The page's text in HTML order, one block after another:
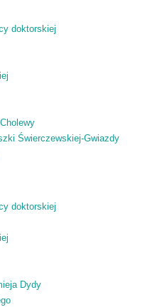
doktorskiej
Świerczewskiej-Gwiazdy
doktorskiej
Dydy